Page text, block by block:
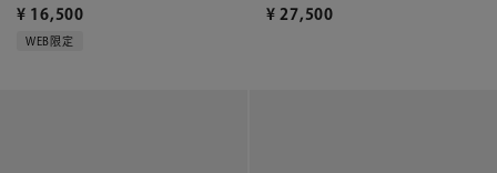
¥ 16,500
WEB限定
¥ 27,500